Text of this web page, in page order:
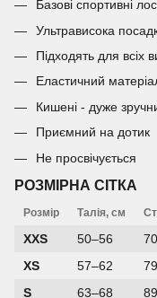
Базові спортивні
Ультрависока
Підходять для всіх
Еластичний
Кишені - дуже
Приємний на дотик
Не просвічується
РОЗМІРНА СІТКА
Розмір Талія, см
XXS 50–56
XS
57–62
S
63–68